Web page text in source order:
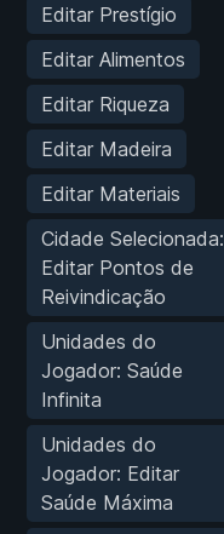
Editar Prestígio
Editar Alimentos
Editar Riqueza
Editar Madeira
Editar Materiais
Cidade Selecionada:
Editar Pontos de
Reivindicação
Unidades do
Jogador: Saúde
Infinita
Unidades do
Jogador: Editar
Saúde Máxima